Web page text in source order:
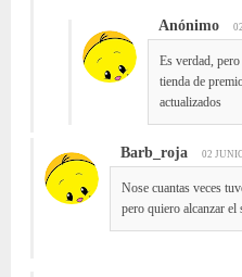
Anónimo
Es verdad,
tienda de
actualizados
Barb_roja 02
Nose cuantas veces
pero quiero alcanzar el